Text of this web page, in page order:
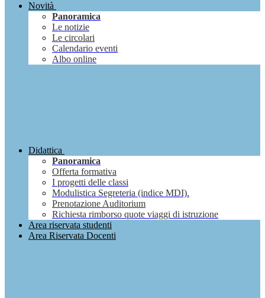
Novità
Panoramica
Le notizie
Le circolari
Calendario eventi
Albo online
Didattica
Panoramica
Offerta formativa
I progetti delle classi
Modulistica Segreteria (indice MDI).
Prenotazione Auditorium
Richiesta rimborso quote viaggi di istruzione
Area riservata studenti
Area Riservata Docenti